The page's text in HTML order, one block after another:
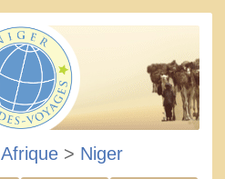
Afrique > Niger